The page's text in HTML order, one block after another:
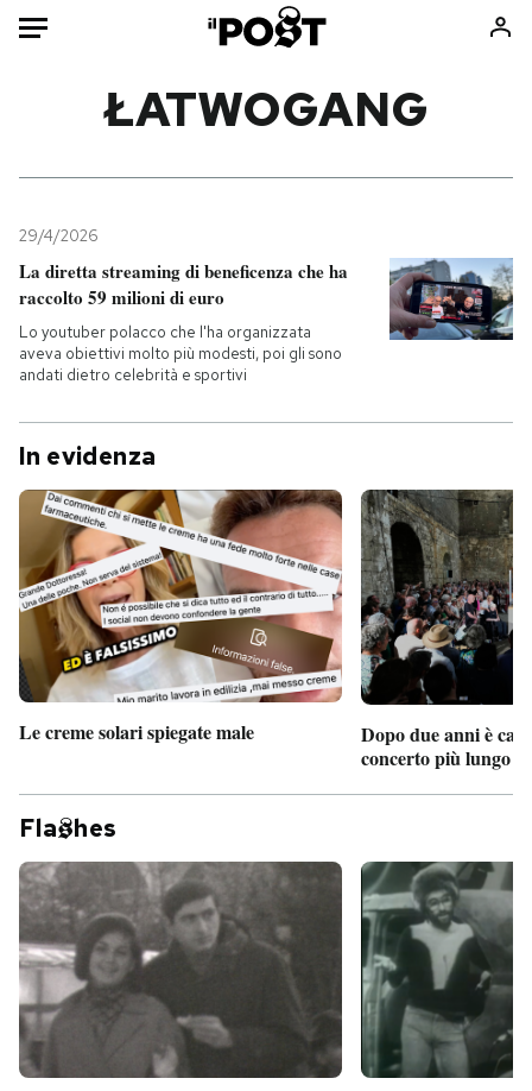
Mondo
Politica
Tecnologia
Internet
Scienza
Consumismi
Ok Boomer!
PODCAST
NEWSLETTER
I MIEI PREFERITI
SHOP
CALENDARIO
AREA PERSONALE
Entra
ŁATWOGANG
29/4/2026
La diretta streaming di beneficenza che ha
raccolto 59 milioni di euro
Lo youtuber polacco che l'ha organizzata
aveva obiettivi molto più modesti, poi gli sono
andati dietro celebrità e sportivi
In evidenza
Le creme solari spiegate male
Dopo due anni è
concerto più lungo
Fla hes